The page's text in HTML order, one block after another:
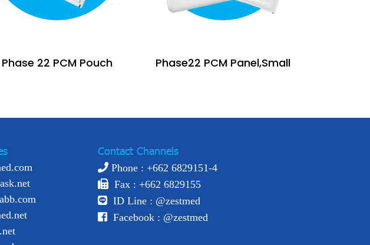
Phase 22 PCM Pouch Phase22 PCM Panel,Small
Contact Channels
Phone : +662 6829151-4
Fax : +662 6829155
ID Line : @zestmed
Facebook : @zestmed